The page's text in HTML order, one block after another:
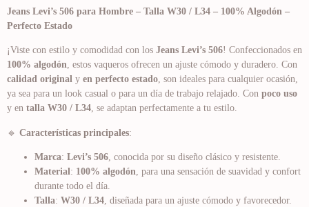
Jeans Levi’s 506 para Hombre – Talla W30 / L34 – 100% Algodón –
Perfecto Estado
¡Viste con estilo y comodidad con los Jeans Levi’s 506! Confeccionados en
100% algodón, estos vaqueros ofrecen un ajuste cómodo y duradero. Con
calidad original y en perfecto estado, son ideales para cualquier ocasión,
ya sea para un look casual o para un día de trabajo relajado. Con poco uso
y en talla W30 / L34, se adaptan perfectamente a tu estilo.
🔹 Características principales:
Marca: Levi’s 506 , conocida por su diseño clásico y resistente.
Material : 100% algodón , para una sensación de suavidad y confort
durante todo el día.
Talla: W30 / L34 , diseñada para un ajuste cómodo y favorecedor.